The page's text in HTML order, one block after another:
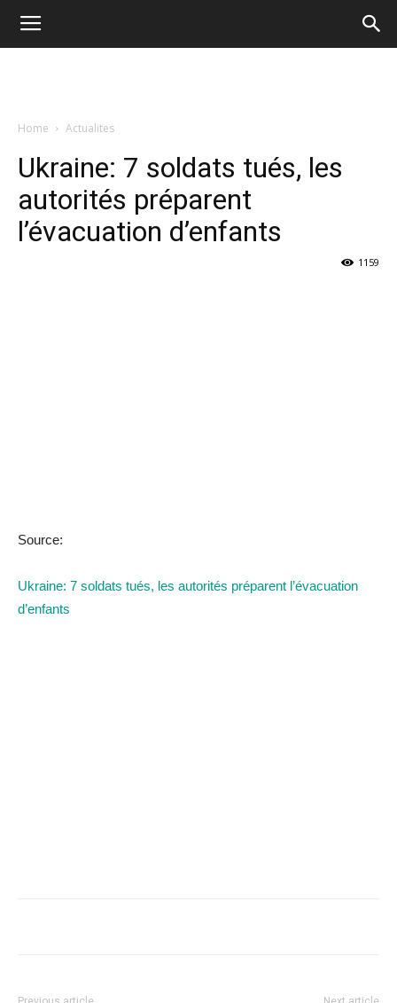
Home Actualites
Ukraine: 7 soldats tués, les
autorités préparent
l’évacuation d’enfants
1159
Source:
Ukraine: 7 soldats tués, les autorités préparent l’évacuation
d’enfants